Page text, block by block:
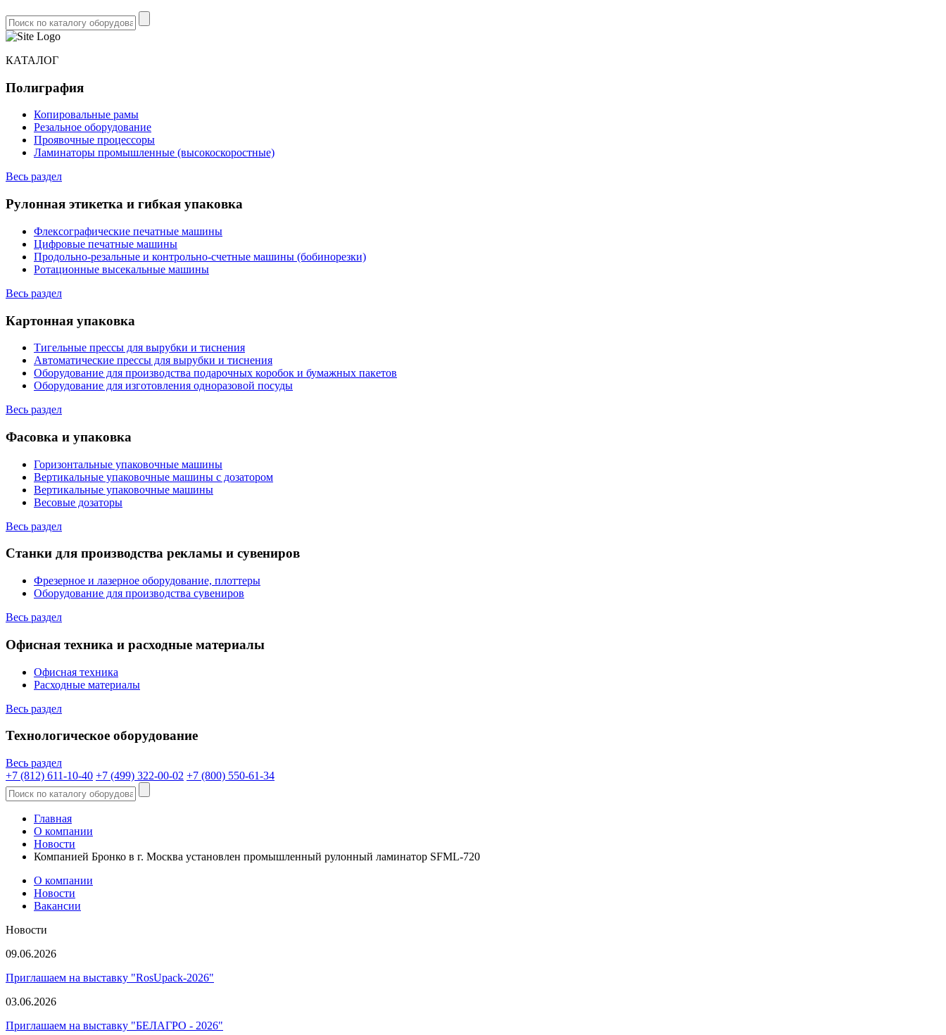
КАТАЛОГ
Полиграфия
Копировальные рамы
Резальное оборудование
Проявочные процессоры
Ламинаторы промышленные (высокоскоростные)
Весь раздел
Рулонная этикетка и гибкая упаковка
Флексографические печатные машины
Цифровые печатные машины
Продольно-резальные и контрольно-счетные машины (бобинорезки)
Ротационные высекальные машины
Весь раздел
Картонная упаковка
Тигельные прессы для вырубки и тиснения
Автоматические прессы для вырубки и тиснения
Оборудование для производства подарочных коробок и бумажных пакетов
Оборудование для изготовления одноразовой посуды
Весь раздел
Фасовка и упаковка
Горизонтальные упаковочные машины
Вертикальные упаковочные машины с дозатором
Вертикальные упаковочные машины
Весовые дозаторы
Весь раздел
Станки для производства рекламы и сувениров
Фрезерное и лазерное оборудование, плоттеры
Оборудование для производства сувениров
Весь раздел
Офисная техника и расходные материалы
Офисная техника
Расходные материалы
Весь раздел
Технологическое оборудование
Весь раздел
+7 (812) 611-10-40 +7 (499) 322-00-02 +7 (800) 550-61-34
Главная
О компании
Новости
Компанией Бронко в г. Москва установлен промышленный рулонный ламинатор SFML-720
О компании
Новости
Вакансии
Новости
09.06.2026
Приглашаем на выставку "RosUpack-2026"
03.06.2026
Приглашаем на выставку "БЕЛАГРО - 2026"